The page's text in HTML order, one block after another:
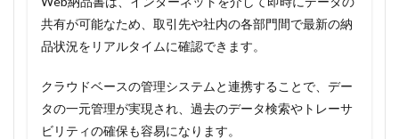
共有が可能なため、取引先や社内の各部門間で最新の納
品状況をリアルタイムに確認できます。
クラウドベースの管理システムと連携することで、デー
タの一元管理が実現され、過去のデータ検索やトレーサ
ビリティの確保も容易になります。